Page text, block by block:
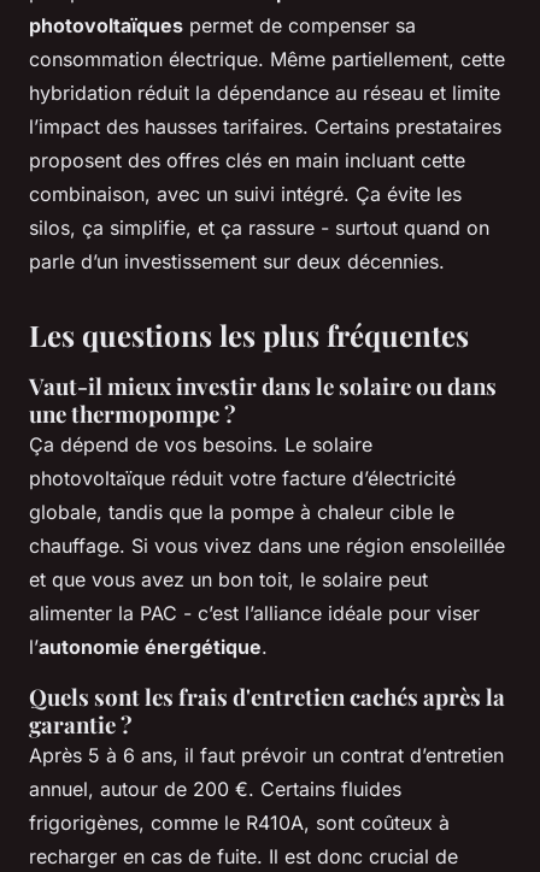
photovoltaïques permet de compenser sa
consommation électrique. Même partiellement, cette
hybridation réduit la dépendance au réseau et limite
l’impact des hausses tarifaires. Certains prestataires
proposent des offres clés en main incluant cette
combinaison, avec un suivi intégré. Ça évite les
silos, ça simplifie, et ça rassure - surtout quand on
parle d’un investissement sur deux décennies.
Les questions les plus fréquentes
Vaut-il mieux investir dans le solaire ou dans
une thermopompe ?
Ça dépend de vos besoins. Le solaire
photovoltaïque réduit votre facture d’électricité
globale, tandis que la pompe à chaleur cible le
chauffage. Si vous vivez dans une région ensoleillée
et que vous avez un bon toit, le solaire peut
alimenter la PAC - c’est l’alliance idéale pour viser
l’autonomie énergétique.
Quels sont les frais d'entretien cachés après la
garantie ?
Après 5 à 6 ans, il faut prévoir un contrat d’entretien
annuel, autour de 200 €. Certains fluides
frigorigènes, comme le R410A, sont coûteux à
recharger en cas de fuite. Il est donc crucial de